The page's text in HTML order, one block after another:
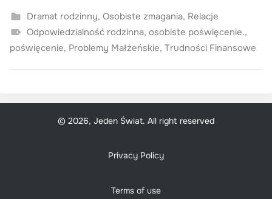
Dramat rodzinny, Osobiste zmagania, Relacje
Odpowiedzialność rodzinna, osobiste poświęcenie.,
poświęcenie, Problemy Małżeńskie, Trudności Finansowe
© 2026, Jeden Świat. All right reserved
Privacy Policy
Terms of use